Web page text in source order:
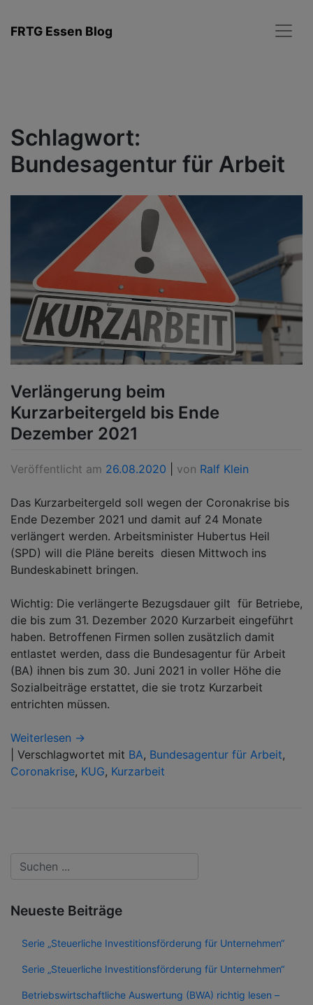
Inhalt
FRTG Essen Blog
Schlagwort:
Bundesagentur für Arbeit
Verlängerung beim
Kurzarbeitergeld bis Ende
Dezember 2021
Veröffentlicht am 26.08.2020 von Ralf Klein
Das Kurzarbeitergeld soll wegen der Coronakrise bis
Ende Dezember 2021 und damit auf 24 Monate
verlängert werden. Arbeitsminister Hubertus Heil
(SPD) will die Pläne bereits diesen Mittwoch ins
Bundeskabinett bringen.
Wichtig: Die verlängerte Bezugsdauer gilt für Betriebe,
die bis zum 31. Dezember 2020 Kurzarbeit eingeführt
haben. Betroffenen Firmen sollen zusätzlich damit
entlastet werden, dass die Bundesagentur für Arbeit
(BA) ihnen bis zum 30. Juni 2021 in voller Höhe die
Sozialbeiträge erstattet, die sie trotz Kurzarbeit
entrichten müssen.
Weiterlesen →
Verschlagwortet mit BA, Bundesagentur für Arbeit,
Coronakrise, KUG, Kurzarbeit
Neueste Beiträge
Serie „Steuerliche Investitionsförderung für Unternehmen“
Serie „Steuerliche Investitionsförderung für Unternehmen“
Betriebswirtschaftliche Auswertung (BWA) richtig lesen –